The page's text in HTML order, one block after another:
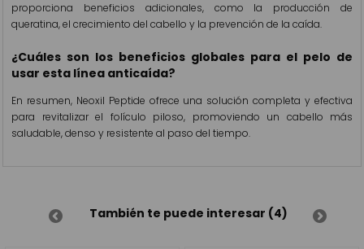
proporciona beneficios adicionales, como la producción de
queratina, el crecimiento del cabello y la prevención de la caída.
¿Cuáles son los beneficios globales para el pelo de
usar esta línea anticaída?
En resumen, Neoxil Peptide ofrece una solución completa y efectiva
para revitalizar el folículo piloso, promoviendo un cabello más
saludable, denso y resistente al paso del tiempo.
También te puede interesar (4)